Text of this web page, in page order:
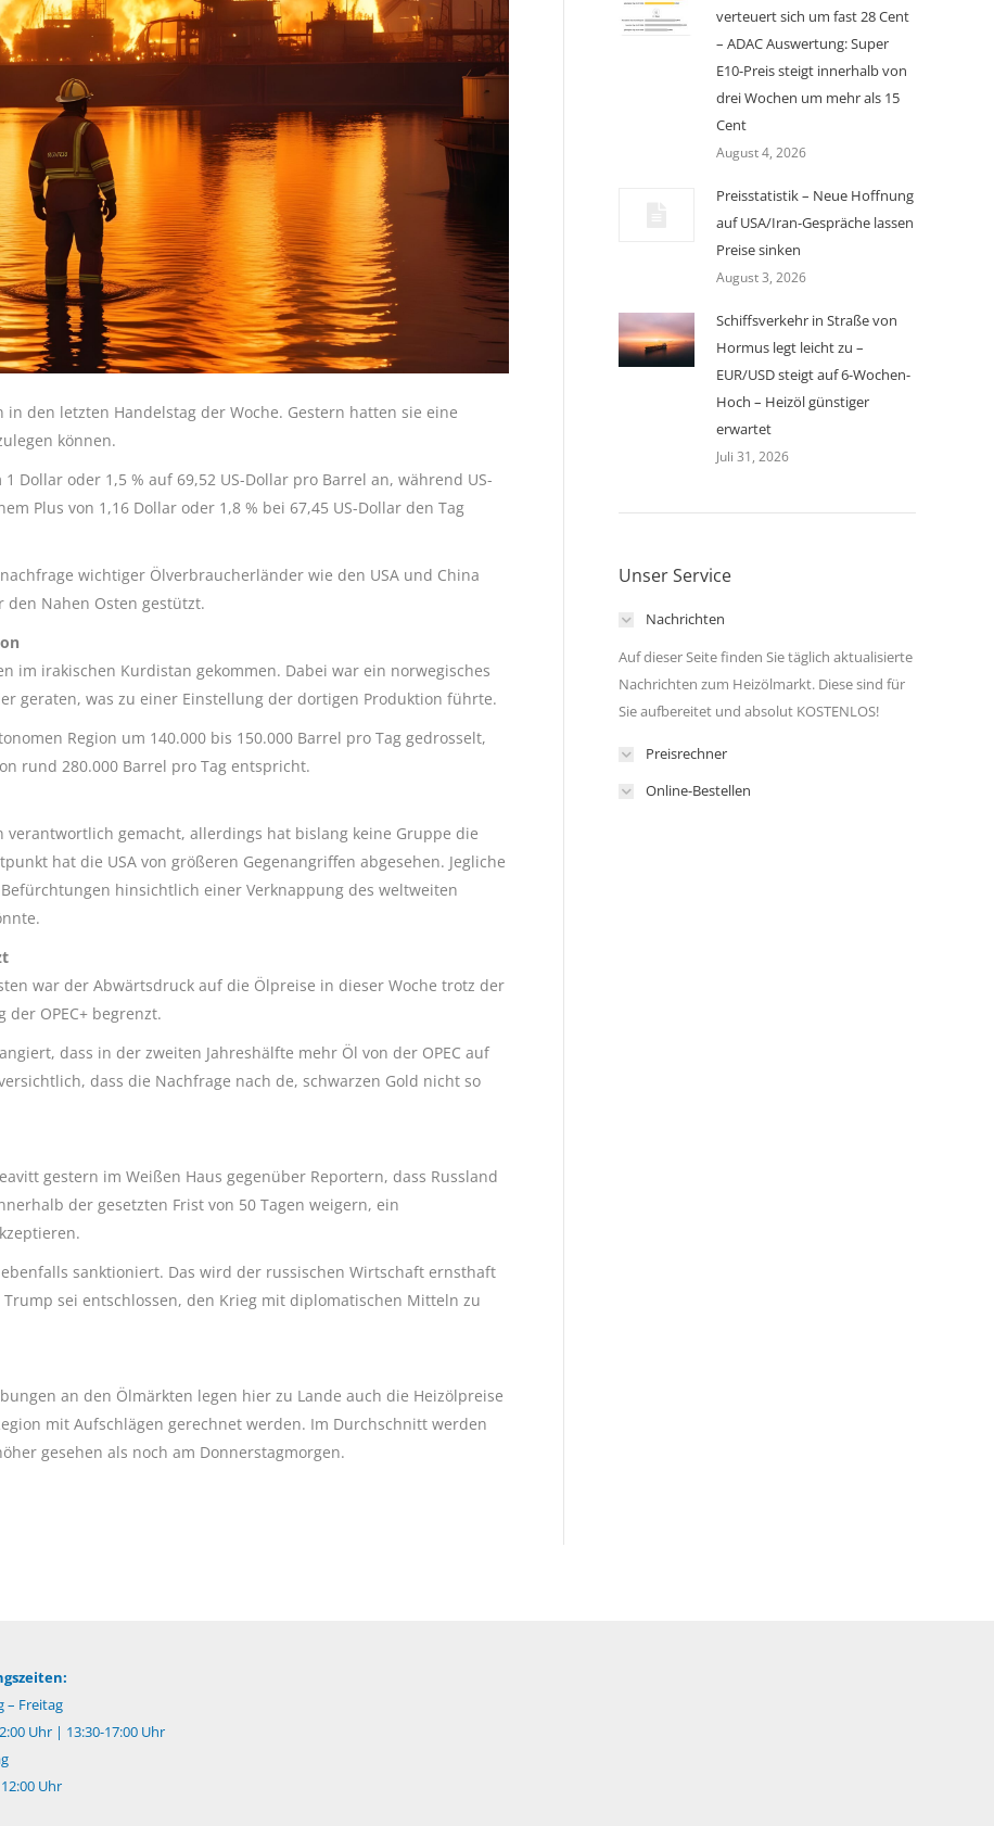
den letzten Handelstag der Woche. Gestern hatten sie eine
können.
Dollar oder 1,5 % auf 69,52 US-Dollar pro Barrel an, während US-
Plus von 1,16 Dollar oder 1,8 % bei 67,45 US-Dollar den Tag
wichtiger Ölverbraucherländer wie den USA und China
Nahen Osten gestützt.
im irakischen Kurdistan gekommen. Dabei war ein norwegisches
geraten, was zu einer Einstellung der dortigen Produktion führte.
Region um 140.000 bis 150.000 Barrel pro Tag gedrosselt,
rund 280.000 Barrel pro Tag entspricht.
gemacht, allerdings hat bislang keine Gruppe die
hat die USA von größeren Gegenangriffen abgesehen. Jegliche
hinsichtlich einer Verknappung des weltweiten
war der Abwärtsdruck auf die Ölpreise in dieser Woche trotz der
OPEC+ begrenzt.
dass in der zweiten Jahreshälfte mehr Öl von der OPEC auf
dass die Nachfrage nach de, schwarzen Gold nicht so
gestern im Weißen Haus gegenüber Reportern, dass Russland
der gesetzten Frist von 50 Tagen weigern, ein
sanktioniert. Das wird der russischen Wirtschaft ernsthaft
sei entschlossen, den Krieg mit diplomatischen Mitteln zu
an den Ölmärkten legen hier zu Lande auch die Heizölpreise
mit Aufschlägen gerechnet werden. Im Durchschnitt werden
gesehen als noch am Donnerstagmorgen.
verteuert sich um fast 28 Cent
– ADAC Auswertung: Super
E10-Preis steigt innerhalb von
drei Wochen um mehr als 15
Cent
August 4, 2026
Preisstatistik – Neue Hoffnung
auf USA/Iran-Gespräche lassen
Preise sinken
August 3, 2026
Schiffsverkehr in Straße von
Hormus legt leicht zu –
EUR/USD steigt auf 6-Wochen-
Hoch – Heizöl günstiger
erwartet
Juli 31, 2026
Unser Service
Nachrichten
Auf dieser Seite finden Sie täglich aktualisierte
Nachrichten zum Heizölmarkt. Diese sind für
Sie aufbereitet und absolut KOSTENLOS!
Preisrechner
Online-Bestellen
– Freitag
Uhr | 13:30-17:00 Uhr
Uhr